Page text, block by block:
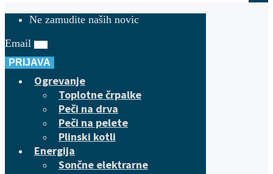
Ne zamudite naših novic
Email
PRIJAVA
Ogrevanje
Toplotne črpalke
Peči na drva
Peči na pelete
Plinski kotli
Energija
Sončne elektrarne